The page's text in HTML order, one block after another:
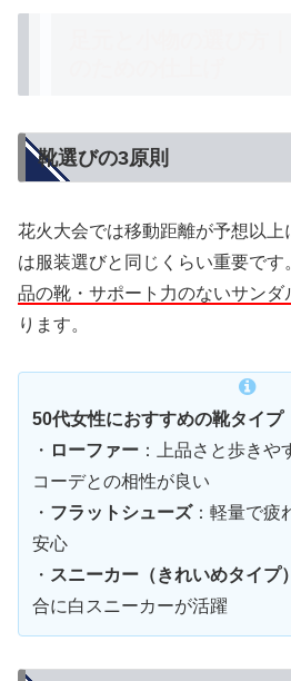
靴選びの3原則
花火大会では移動距離が予想以
は服装選びと同じくらい重要です
品の靴・サポート力のないサンダ
ります。
50代女性におすすめの靴タイプ
・ ローファー ：上品さと歩きや
コーデとの相性が良い
・ フラットシューズ：軽量で疲
安心
・ スニーカー（きれいめタイプ）
合に白スニーカーが活躍